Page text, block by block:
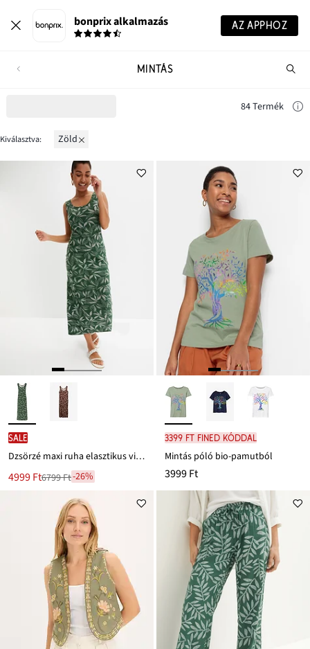
bonprix alkalmazás AZ APPHOZ
MINTÁS
84 Termék
Kiválasztva: zöld
SALE
Dzsörzé maxi ruha elasztikus viszkóz keverékből
Új
4999 Ft
Leárazva6799 Ft-26%
3399 Ft FINED kóddal
Mintás póló bio-pamutból
3999 Ft